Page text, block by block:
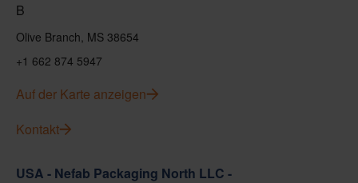
B
Olive Branch, MS 38654
+1 662 874 5947
Auf der Karte anzeigen
Kontakt
USA - Nefab Packaging North LLC -